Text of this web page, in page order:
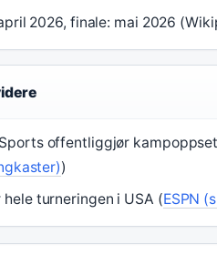
2026, finale: mai 2026
Sports offentliggjør
)
hele turneringen i USA (ESPN